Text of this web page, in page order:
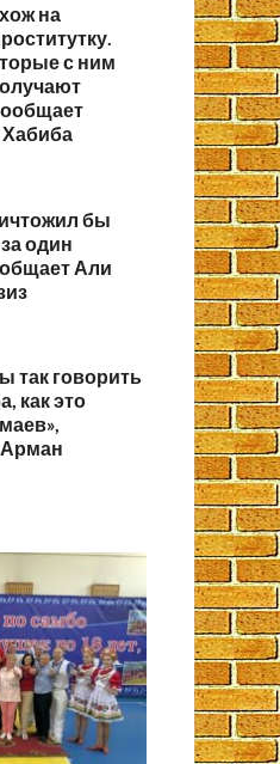
на
с ним
бы
один
Али
так говорить
как это